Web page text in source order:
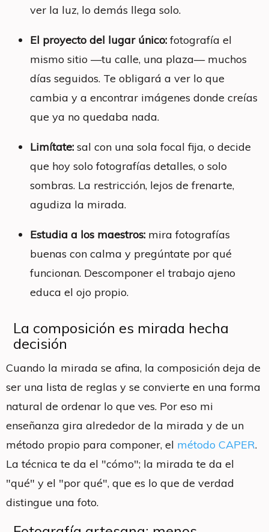
ver la luz, lo demás llega solo.
El proyecto del lugar único: fotografía el
mismo sitio —tu calle, una plaza— muchos
días seguidos. Te obligará a ver lo que
cambia y a encontrar imágenes donde creías
que ya no quedaba nada.
Limítate: sal con una sola focal fija, o decide
que hoy solo fotografías detalles, o solo
sombras. La restricción, lejos de frenarte,
agudiza la mirada.
Estudia a los maestros: mira fotografías
buenas con calma y pregúntate por qué
funcionan. Descomponer el trabajo ajeno
educa el ojo propio.
La composición es mirada hecha
decisión
Cuando la mirada se afina, la composición deja de
ser una lista de reglas y se convierte en una forma
natural de ordenar lo que ves. Por eso mi
enseñanza gira alrededor de la mirada y de un
método propio para componer, el método CAPER.
La técnica te da el "cómo"; la mirada te da el
"qué" y el "por qué", que es lo que de verdad
distingue una foto.